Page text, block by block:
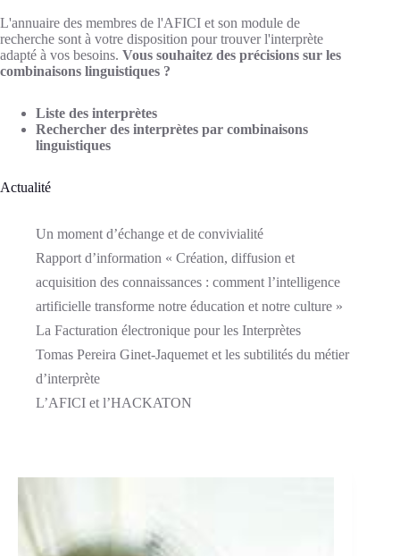
L'annuaire des membres de l'AFICI et son module de
recherche sont à votre disposition pour trouver l'interprète
adapté à vos besoins. Vous souhaitez des précisions sur les
combinaisons linguistiques ?
Liste des interprètes
Rechercher des interprètes par combinaisons
linguistiques
Actualité
Un moment d’échange et de convivialité
Rapport d’information « Création, diffusion et
acquisition des connaissances : comment l’intelligence
artificielle transforme notre éducation et notre culture »
La Facturation électronique pour les Interprètes
Tomas Pereira Ginet-Jaquemet et les subtilités du métier
d’interprète
L’AFICI et l’HACKATON